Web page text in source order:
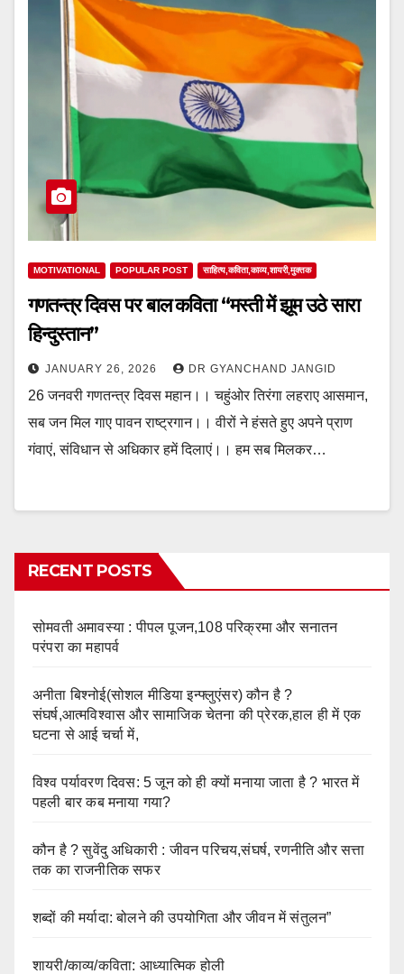
MOTIVATIONAL POPULAR POST साहित्य,कविता,काव्य,शायरी,मुक्तक
गणतन्त्र दिवस पर बाल कविता “मस्ती में झूम उठे सारा
हिन्दुस्तान”
JANUARY 26, 2026 DR GYANCHAND JANGID
26 जनवरी गणतन्त्र दिवस महान।। चहुंओर तिरंगा लहराए आसमान,
सब जन मिल गाए पावन राष्ट्रगान।। वीरों ने हंसते हुए अपने प्राण
गंवाएं, संविधान से अधिकार हमें दिलाएं।। हम सब मिलकर…
RECENT POSTS
सोमवती अमावस्या : पीपल पूजन,108 परिक्रमा और सनातन
परंपरा का महापर्व
अनीता बिश्नोई(सोशल मीडिया इन्फ्लुएंसर) कौन है ?
संघर्ष,आत्मविश्वास और सामाजिक चेतना की प्रेरक,हाल ही में एक
घटना से आई चर्चा में,
विश्व पर्यावरण दिवस: 5 जून को ही क्यों मनाया जाता है ? भारत में
पहली बार कब मनाया गया?
कौन है ? सुवेंदु अधिकारी : जीवन परिचय,संघर्ष, रणनीति और सत्ता
तक का राजनीतिक सफर
शब्दों की मर्यादा: बोलने की उपयोगिता और जीवन में संतुलन”
शायरी/काव्य/कविता: आध्यात्मिक होली